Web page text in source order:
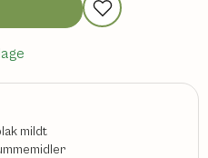
mildt